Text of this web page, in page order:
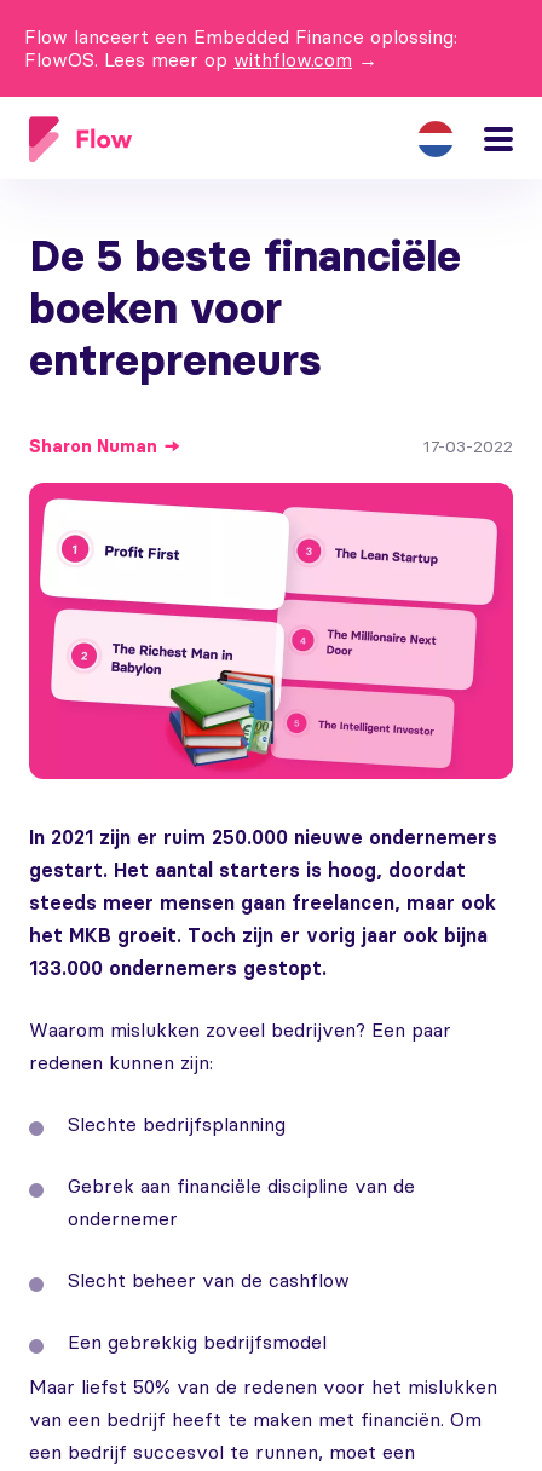
Flow lanceert een Embedded Finance oplossing:
FlowOS. Lees meer op withflow.com →
De 5 beste financiële
boeken voor
entrepreneurs
Sharon Numan 17-03-2022
In 2021 zijn er ruim 250.000 nieuwe ondernemers
gestart. Het aantal starters is hoog, doordat
steeds meer mensen gaan freelancen, maar ook
het MKB groeit. Toch zijn er vorig jaar ook bijna
133.000 ondernemers gestopt.
Waarom mislukken zoveel bedrijven? Een paar
redenen kunnen zijn:
Slechte bedrijfsplanning
Gebrek aan financiële discipline van de
ondernemer
Slecht beheer van de cashflow
Een gebrekkig bedrijfsmodel
Maar liefst 50% van de redenen voor het mislukken
van een bedrijf heeft te maken met financiën. Om
een bedrijf succesvol te runnen, moet een